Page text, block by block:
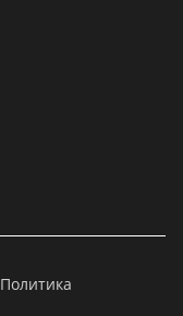
Политика